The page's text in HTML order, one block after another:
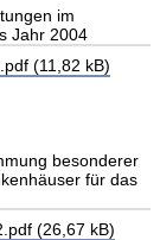
im
Jahr 2004
(11,82 kB)
besonderer
für das
(26,67 kB)